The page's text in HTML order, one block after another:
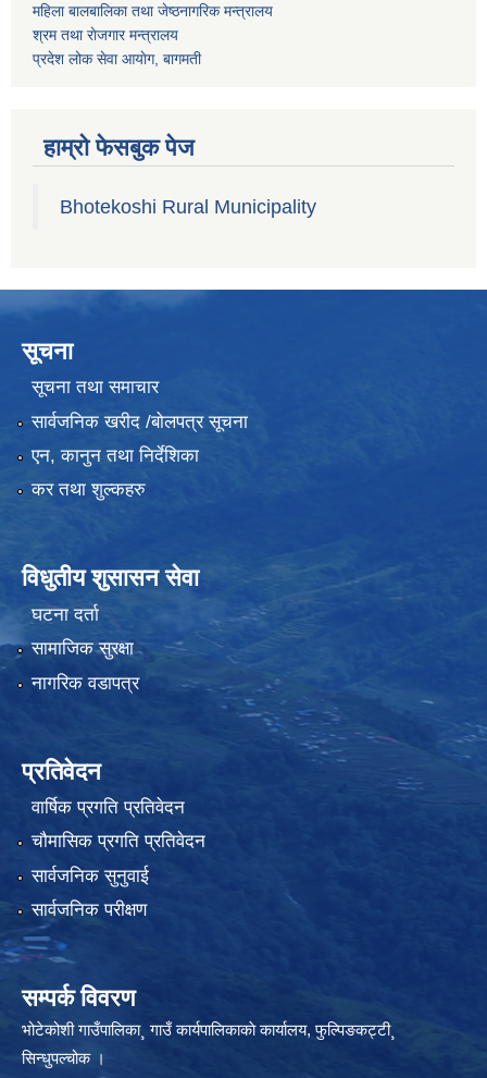
महिला बालबालिका तथा जेष्ठनागरिक मन्त्रालय
श्रम तथा राेजगार मन्त्रालय
प्रदेश लोक सेवा आयाेग, बागमती
हाम्रो फेसबुक पेज
Bhotekoshi Rural Municipality
सूचना
सूचना तथा समाचार
सार्वजनिक खरीद /बोलपत्र सूचना
एन, कानुन तथा निर्देशिका
कर तथा शुल्कहरु
विधुतीय शुसासन सेवा
घटना दर्ता
सामाजिक सुरक्षा
नागरिक वडापत्र
प्रतिवेदन
वार्षिक प्रगति प्रतिवेदन
चौमासिक प्रगति प्रतिवेदन
सार्वजनिक सुनुवाई
सार्वजनिक परीक्षण
सम्पर्क विवरण
भोटेकोशी गाउँपालिका¸ गाउँ कार्यपालिकाकाे कार्यालय, फुल्पिङकट्टी¸
सिन्धुपल्चोक ।